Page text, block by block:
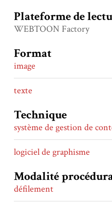
Plateforme de
WEBTOON Factory
Format
image
texte
Technique
système de gestion de
logiciel de graphisme
Modalité
défilement